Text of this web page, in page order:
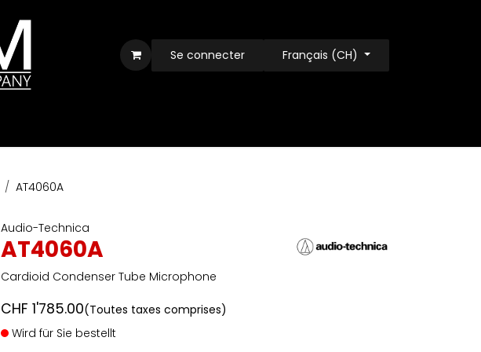
Se connecter Français (CH)
AT4060A
Audio-Technica
AT4060A
Cardioid Condenser Tube Microphone
CHF 1'785.00(Toutes taxes comprises)
Wird für Sie bestellt